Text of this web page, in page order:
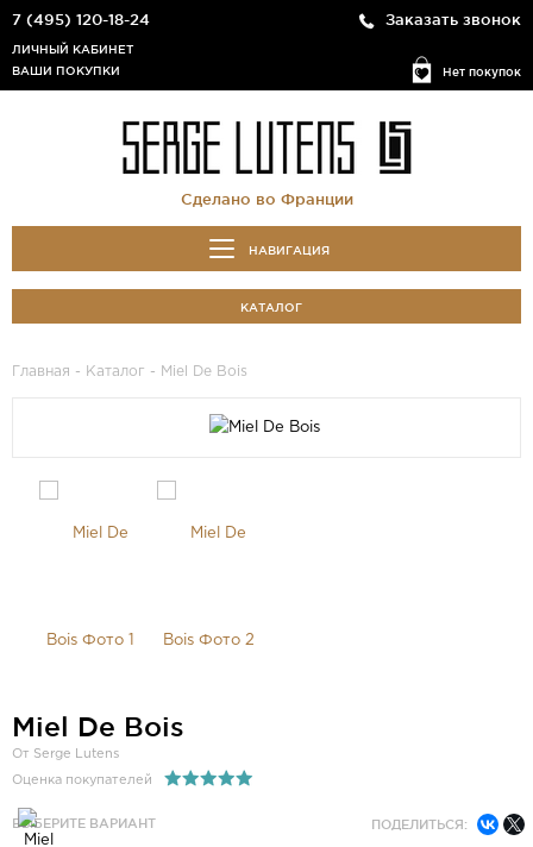
7 (495) 120-18-24 Заказать звонок
Нет покупок
ЛИЧНЫЙ КАБИНЕТ
ВАШИ ПОКУПКИ
Сделано во Франции
НАВИГАЦИЯ
КАТАЛОГ
Главная - Каталог - Miel De Bois
Miel De Bois
От Serge Lutens
Оценка покупателей
ВЫБЕРИТЕ ВАРИАНТ ПОДЕЛИТЬСЯ: